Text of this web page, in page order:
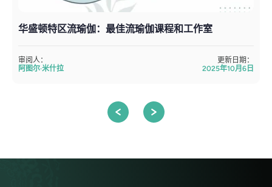
华盛顿特区流瑜伽：最佳流瑜伽课程和工作室
审阅人：
阿图尔·米什拉
更新日期：
2025年10月6日